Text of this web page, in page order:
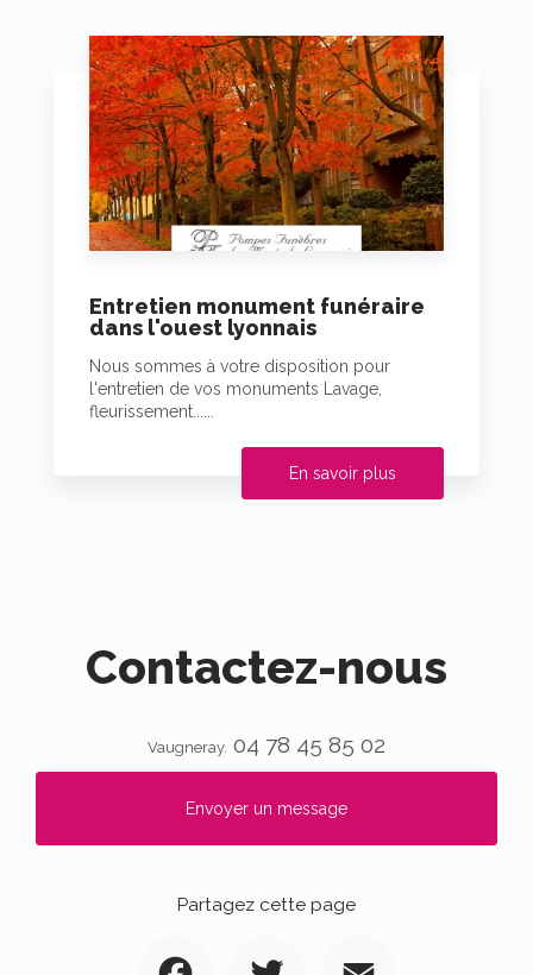
Entretien monument funéraire
dans l'ouest lyonnais
Nous sommes à votre disposition pour
l'entretien de vos monuments Lavage,
fleurissement......
En savoir plus
Contactez-nous
Vaugneray. 04 78 45 85 02
Envoyer un message
Partagez cette page